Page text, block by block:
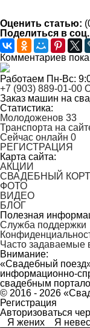
Оценить статью:
Поделиться в
Комментариев пока
Работаем Пн-Вс:
+7 (903) 889-01-00
Заказ машин на
Статистика:
Молодоженов 33
Транспорта на
Сейчас онлайн 0
РЕГИСТРАЦИЯ
Карта сайта:
АКЦИИ
СВАДЕБНЫЙ
ФОТО
ВИДЕО
БЛОГ
Полезная
Служба поддержки
Часто задаваемые
Внимание:
«Свадебный
информационно-
свадебным
© 2016 - 2026
Регистрация
Авторизоваться
Я жених
Я